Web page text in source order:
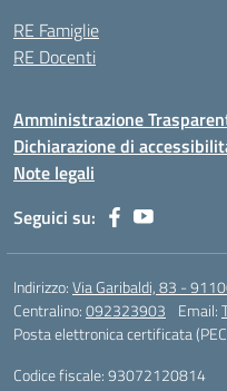
RE Famiglie
RE Docenti
Amministrazione
Dichiarazione di
Note legali
Seguici su:
Indirizzo:Via Garibaldi, 83 -
Centralino:092323903 Email:
Posta elettronica certificata
Codice fiscale: 93072120814